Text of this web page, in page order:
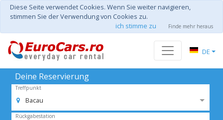
Diese Seite verwendet Cookies. Wenn Sie weiter navigieren,
stimmen Sie der Verwendung von Cookies zu.
ich stimme zu
Finde mehr heraus
DE
Deine Reservierung
Treffpunkt
Bacau
Rückgabestation